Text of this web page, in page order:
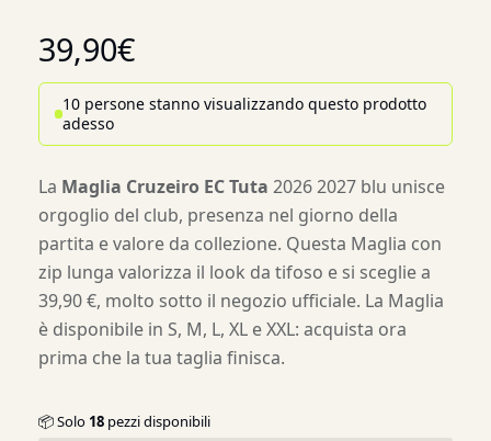
39,90€
10 persone stanno visualizzando questo prodotto
adesso
La Maglia Cruzeiro EC Tuta 2026 2027 blu unisce
orgoglio del club, presenza nel giorno della
partita e valore da collezione. Questa Maglia con
zip lunga valorizza il look da tifoso e si sceglie a
39,90 €, molto sotto il negozio ufficiale. La Maglia
è disponibile in S, M, L, XL e XXL: acquista ora
prima che la tua taglia finisca.
📦 Solo 18 pezzi disponibili